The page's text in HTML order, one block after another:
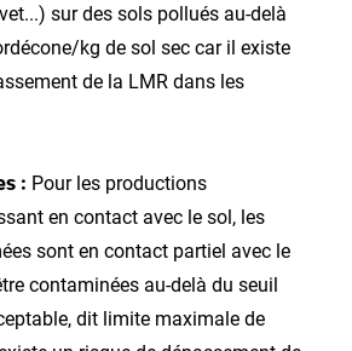
sur des sols pollués au-delà
kg de sol sec car il existe
de la LMR dans les
: Pour les productions
en contact avec le sol, les
sont en contact partiel avec le
contaminées au-delà du seuil
dit limite maximale de